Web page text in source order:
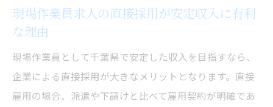
現場作業員求人の直接採用が安定収入に有利
な理由
現場作業員として千葉県で安定した収入を目指すなら、
企業による直接採用が大きなメリットとなります。直接
雇用の場合、派遣や下請けと比べて雇用契約が明確であ